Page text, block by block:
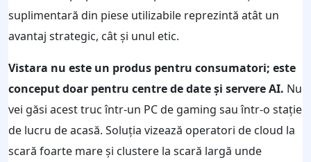
suplimentară din piese utilizabile reprezintă atât un
avantaj strategic, cât și unul etic.
Vistara nu este un produs pentru consumatori; este
conceput doar pentru centre de date și servere AI. Nu
vei găsi acest truc într-un PC de gaming sau într-o stație
de lucru de acasă. Soluția vizează operatori de cloud la
scară foarte mare și clustere la scară largă unde